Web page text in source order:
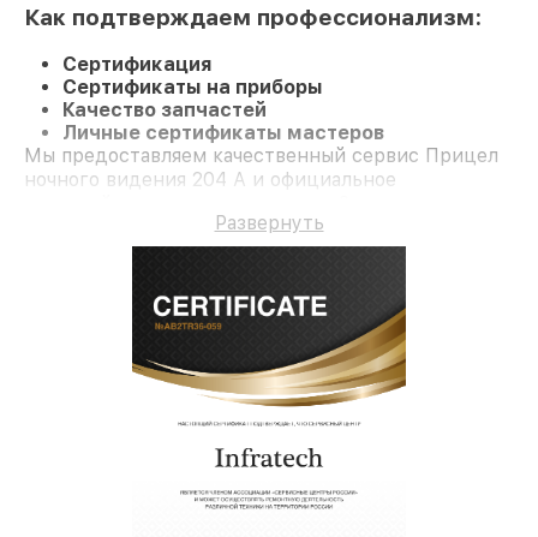
Как подтверждаем профессионализм:
Сертификация
Сертификаты на приборы
Качество запчастей
Личные сертификаты мастеров
Мы предоставляем качественный сервис Прицел
ночного видения 204 А и официальное
Развернуть